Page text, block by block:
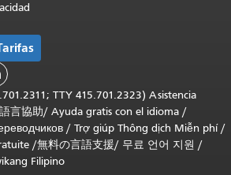
TTY 415.701.2323) Asistencia
言協助/ Ayuda gratis con el idioma /
/ Trợ giúp Thông dịch Miễn phí/
/無料の言語支援/ 무료 언어 지원 /
Filipino